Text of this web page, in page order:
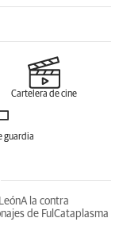
Cartelera de cine
guardia
A la contra
de Ful Cataplasma